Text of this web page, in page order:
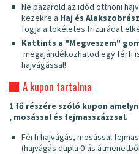
Ne pazarold az időd otthoni
kezekre a Haj és
fogja a tökéletes frizurádat
Kattints a "Megveszem"
megajándékozhatod egy férfi
hajvágással!
A kupon tartalma
1 fő részére szóló kupon
, mosással és fejmasszázzsal.
Férfi hajvágás, mosással
(hajvágás dupla 0-ás